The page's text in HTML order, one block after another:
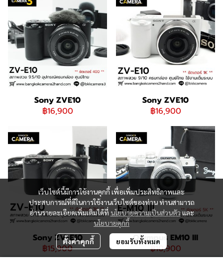
Sony ZVE10
฿16,900
Sony ZVE10
฿16,900
Sony ZV-E10
฿15,900
Olympus EM10 III
฿10,900
เว็บไซต์นี้มีการใช้งานคุกกี้ เพื่อเพิ่มประสิทธิภาพและ
ประสบการณ์ที่ดีในการใช้งานเว็บไซต์ของท่าน ท่านสามารถ
อ่านรายละเอียดเพิ่มเติมได้ที่ นโยบายความเป็นส่วนตัวและ
นโยบายคุกกี้
ตั้งค่าคุกกี้ ยอมรับทั้งหมด